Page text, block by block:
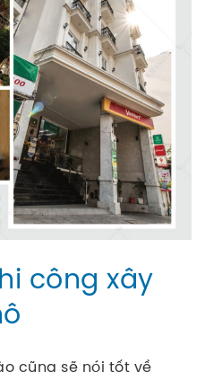
công xây
cũng sẽ nói tốt về